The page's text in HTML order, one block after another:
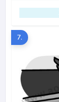
7.